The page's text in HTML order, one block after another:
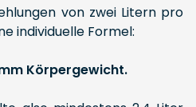
von zwei Litern pro
individuelle Formel:
Körpergewicht.